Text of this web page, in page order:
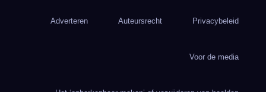
Adverteren Auteursrecht Privacybeleid
Voor de media